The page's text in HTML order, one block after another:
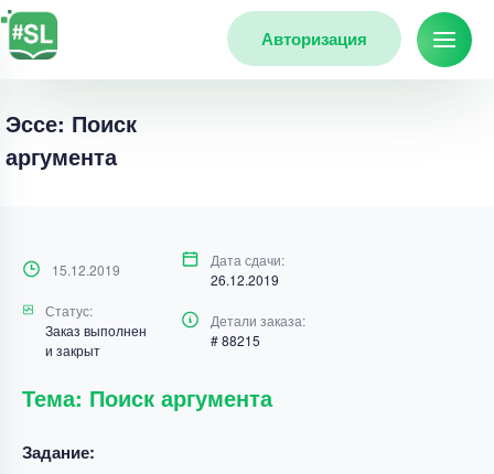
Авторизация
Эссе: Поиск
аргумента
15.12.2019
Дата сдачи:
26.12.2019
Статус:
Заказ выполнен
и закрыт
Детали заказа:
# 88215
Тема: Поиск аргумента
Задание: